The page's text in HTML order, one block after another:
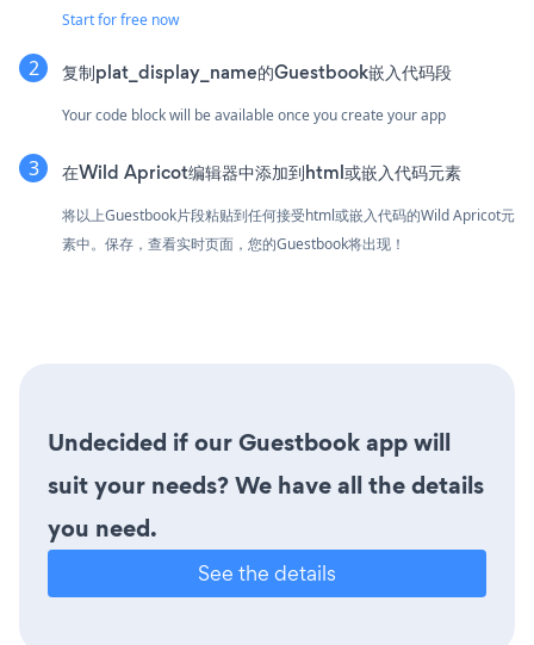
Start for free now
复制plat_display_name的Guestbook嵌入代码段
Your code block will be available once you create your app
在Wild Apricot编辑器中添加到html或嵌入代码元素
将以上Guestbook片段粘贴到任何接受html或嵌入代码的Wild Apricot元
素中。保存，查看实时页面，您的Guestbook将出现！
Undecided if our Guestbook app will
suit your needs? We have all the details
you need.
See the details